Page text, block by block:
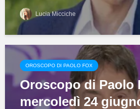
Lucia Micciche
OROSCOPO DI PAOLO FOX
Oroscopo di Paolo
mercoledì 24